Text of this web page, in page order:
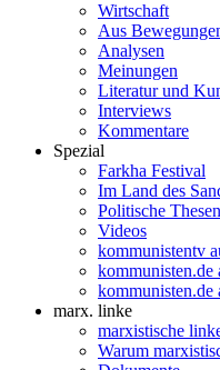
Wirtschaft
Aus
Analysen
Meinungen
Literatur und
Interviews
Kommentare
Spezial
Farkha Festival
Im Land des
Politische Thesen
Videos
kommunistentv
kommunisten.de
kommunisten.de
marx. linke
marxistische
Warum